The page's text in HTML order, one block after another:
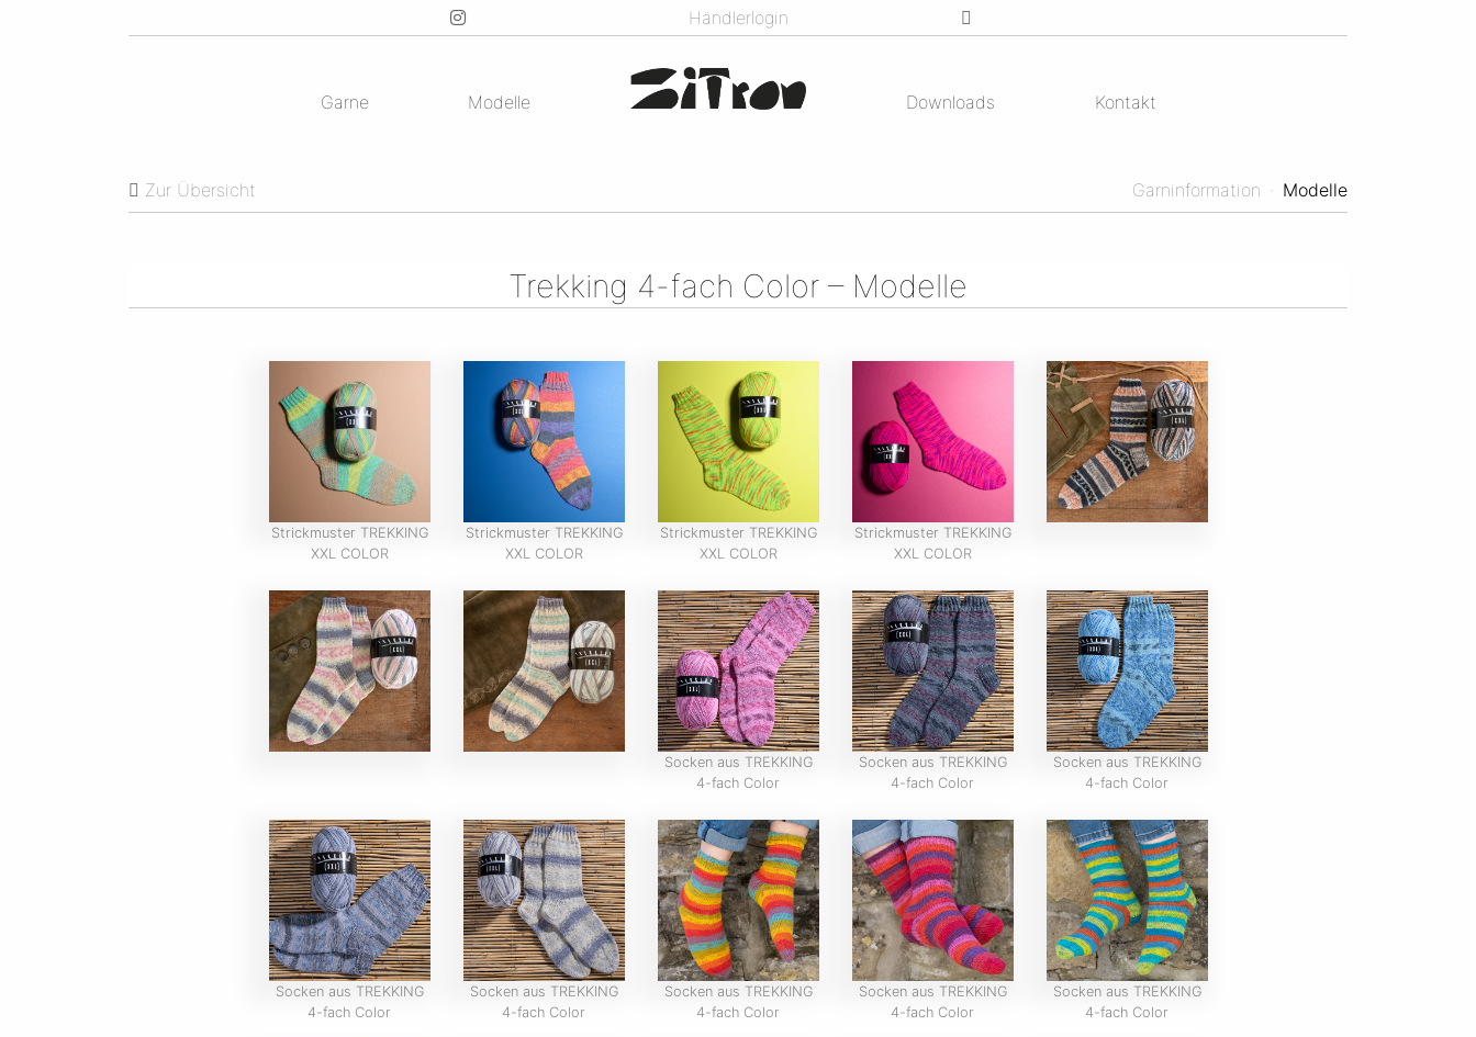
Händlerlogin
Garne Modelle Downloads Kontakt
Zur Übersicht Garninformation · Modelle
Trekking 4-fach Color – Modelle
Strickmuster TREKKING
XXL COLOR
Strickmuster TREKKING
XXL COLOR
Strickmuster TREKKING
XXL COLOR
Strickmuster TREKKING
XXL COLOR
Socken aus TREKKING
4-fach Color
Socken aus TREKKING
4-fach Color
Socken aus TREKKING
4-fach Color
Socken aus TREKKING
4-fach Color
Socken aus TREKKING
4-fach Color
Socken aus TREKKING
4-fach Color
Socken aus TREKKING
4-fach Color
Socken aus TREKKING
4-fach Color